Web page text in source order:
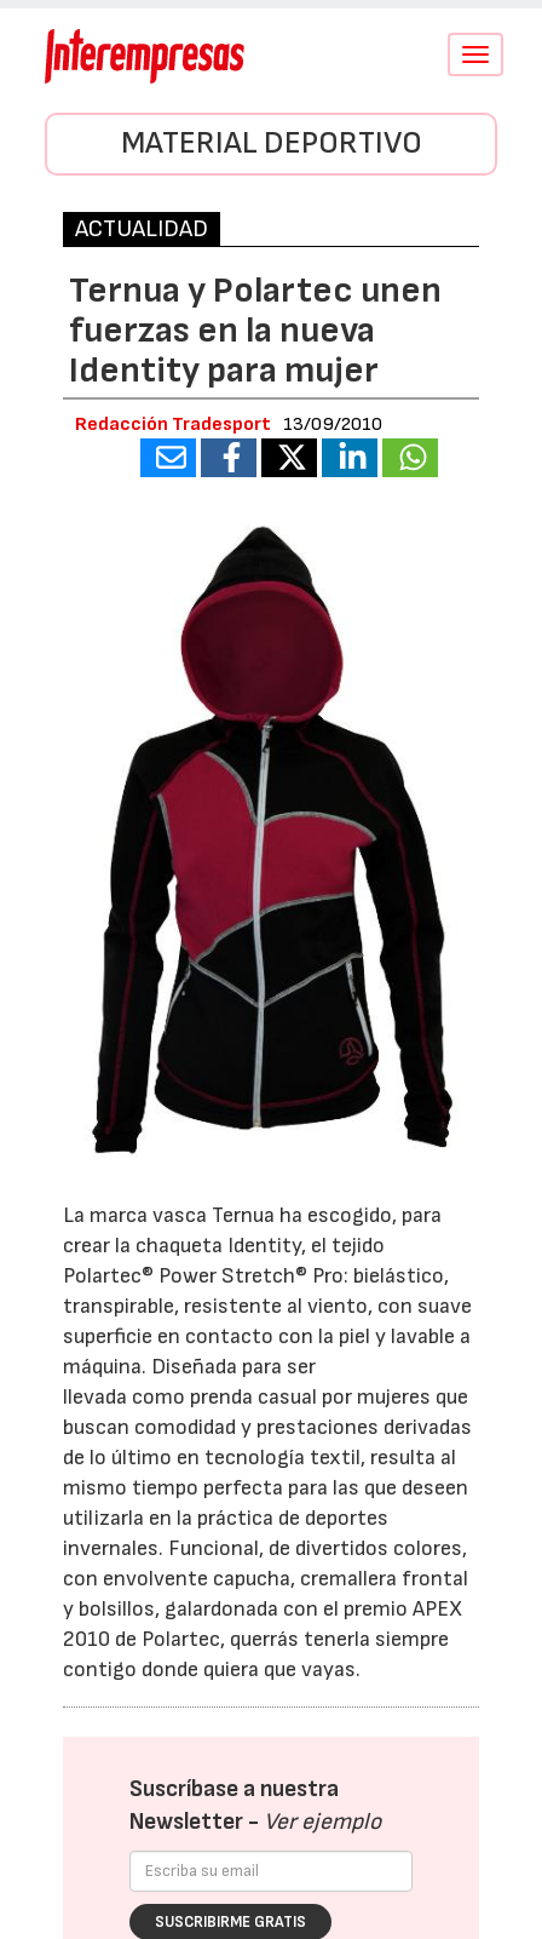
Conmutar
MATERIAL DEPORTIVO
ACTUALIDAD
Ternua y Polartec unen
fuerzas en la nueva
Identity para mujer
Redacción Tradesport 13/09/2010
La marca vasca Ternua ha escogido, para
crear la chaqueta Identity, el tejido
Polartec® Power Stretch® Pro: bielástico,
transpirable, resistente al viento, con suave
superficie en contacto con la piel y lavable a
máquina. Diseñada para ser
llevada como prenda casual por mujeres que
buscan comodidad y prestaciones derivadas
de lo último en tecnología textil, resulta al
mismo tiempo perfecta para las que deseen
utilizarla en la práctica de deportes
invernales. Funcional, de divertidos colores,
con envolvente capucha, cremallera frontal
y bolsillos, galardonada con el premio APEX
2010 de Polartec, querrás tenerla siempre
contigo donde quiera que vayas.
Suscríbase a nuestra
Newsletter - Ver ejemplo
SUSCRIBIRME GRATIS